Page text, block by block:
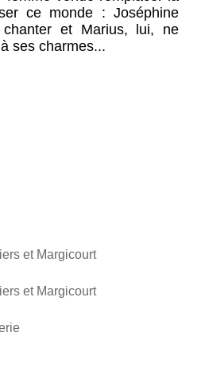
ce monde : Joséphine
et Marius, lui, ne
ses charmes...
et Margicourt
et Margicourt